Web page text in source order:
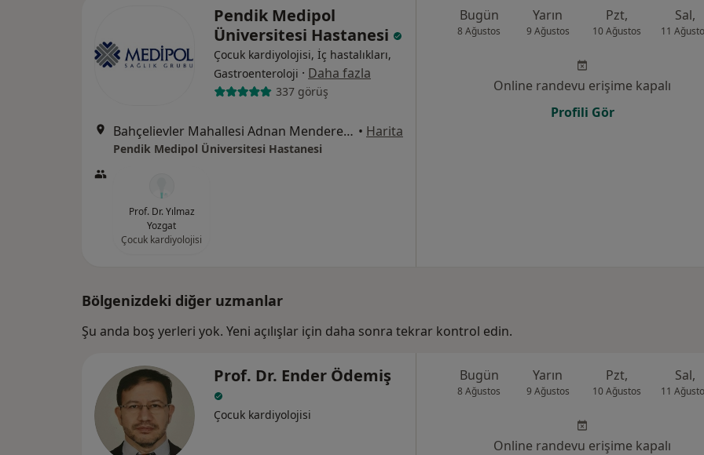
Pendik Medipol
Üniversitesi Hastanesi
Çocuk kardiyolojisi, İç hastalıkları,
Gastroenteroloji · Daha fazla
337 görüş
Bahçelievler Mahallesi Adnan Menderes Bulvarı No:31, Pendik • Harita
Pendik Medipol Üniversitesi Hastanesi
Prof. Dr. Yılmaz
Yozgat
Çocuk kardiyolojisi
Bugün
8 Ağustos
Yarın
9 Ağustos
Pzt,
10 Ağustos
Sal,
11
Online randevu erişime kapalı
Profili Gör
Bölgenizdeki diğer uzmanlar
Şu anda boş yerleri yok. Yeni açılışlar için daha sonra tekrar kontrol edin.
Prof. Dr. Ender Ödemiş
Çocuk kardiyolojisi
Bugün
8 Ağustos
Yarın
9 Ağustos
Pzt,
10 Ağustos
Sal,
11
Online randevu erişime kapalı